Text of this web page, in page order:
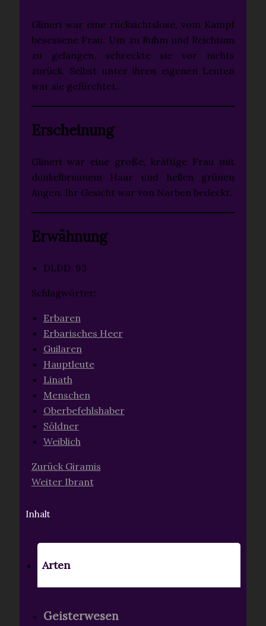
Arten
Geisterwesen
Glineri war eine rücksichtslose, vom Kampf
besessene Frau. Um zu Ruhm und Reichtum
zu gelangen, schreckte sie vor nichts
zurück. Selbst unter ihren eigenen Leuten
war sie gefürchtet.
Erscheinung
Glineri war eine große, kräftige Frau mit
dunkelbraunem Haar und hellen grünen
Augen. Ihr Gesicht war von Narben bedeckt.
Erwähnung
DLDD: 93
Schlagwörter:
Erbaren
Erbarisches Heer
Guilaren
Hauptleute
Linath
Menschen
Oberbefehlshaber
Söldner
Weiblich
Zurück Giramis
Weiter Ibrant
Inhalt